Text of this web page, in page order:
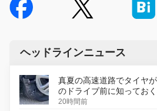
ヘッドラインニュース
真夏の高速道路でタイヤ
のドライブ前に知ってお
20時間前